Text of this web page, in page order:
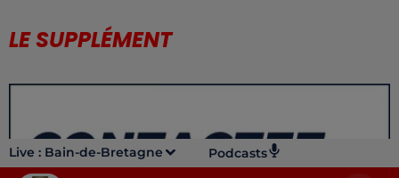
Live : Bain-de-Bretagne Podcasts
LE SUPPLÉMENT